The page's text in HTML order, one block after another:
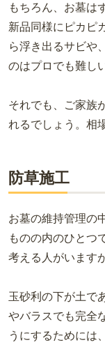
もちろん、お墓は
新品同様にピカピ
ら浮き出るサビや
のはプロでも難し
それでも、ご家族
れるでしょう。相
防草施工
お墓の維持管理の
ものの内のひとつ
考える人がいます
玉砂利の下が土で
やバラスでも完全
うにするためには